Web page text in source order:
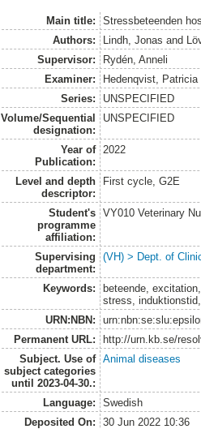
Main title:
Stressbeteenden
Authors:
Lindh, Jonas and
Supervisor:
Rydén, Anneli
Examiner:
Hedenqvist, Patricia
Series:
UNSPECIFIED
Volume/Sequential
designation:
UNSPECIFIED
Year of
Publication:
2022
Level and depth
descriptor:
First cycle, G2E
Student's
programme
affiliation:
VY010 Veterinary
Supervising
department:
(VH) > Dept. of
Keywords:
beteende,
stress,
URN:NBN:
Permanent URL:
http://urn.kb.se/
Subject. Use of
subject categories
until 2023-04-30.:
Animal diseases
Language:
Swedish
Deposited On:
30 Jun 2022 10:36